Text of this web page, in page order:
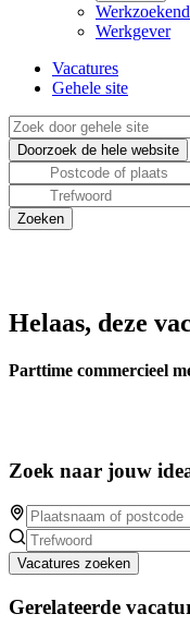
Werkgever
Vacatures
Gehele site
Helaas, deze
Parttime commercieel
Zoek naar jouw
Vacatures zoeken
Gerelateerde